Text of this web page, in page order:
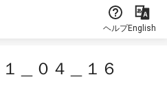
ヘルプEnglish
＿０４＿１６